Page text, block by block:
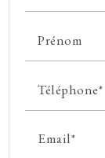
Prénom
Téléphone*
Email*